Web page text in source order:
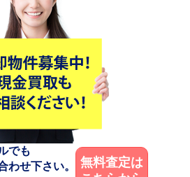
でも
わせ下さい。
無料査定は